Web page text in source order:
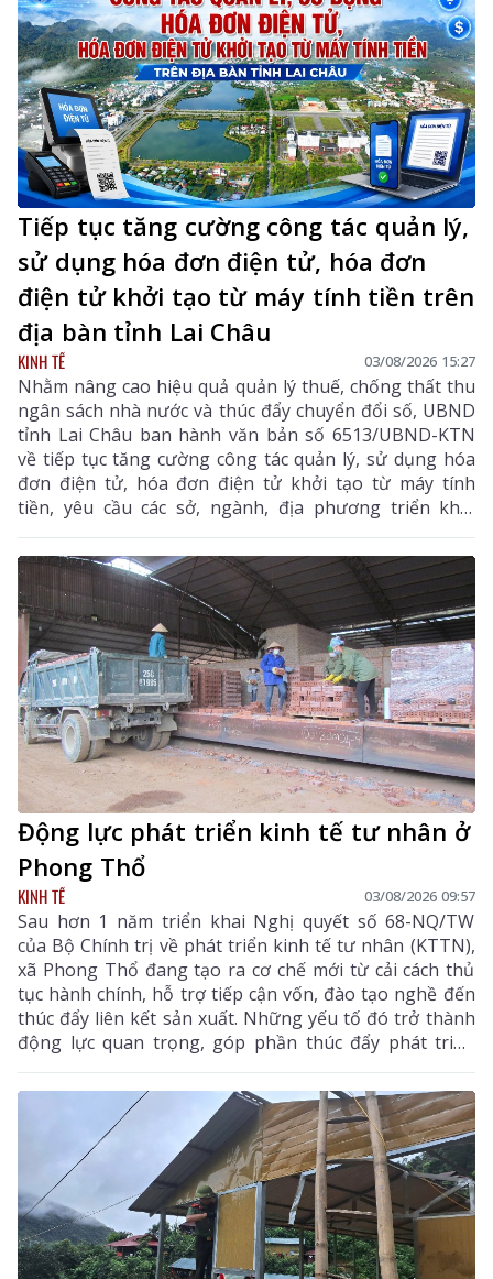
Tiếp tục tăng cường công tác quản lý,
sử dụng hóa đơn điện tử, hóa đơn
điện tử khởi tạo từ máy tính tiền trên
địa bàn tỉnh Lai Châu
KINH TẾ 03/08/2026 15:27
Nhằm nâng cao hiệu quả quản lý thuế, chống thất thu
ngân sách nhà nước và thúc đẩy chuyển đổi số, UBND
tỉnh Lai Châu ban hành văn bản số 6513/UBND-KTN
về tiếp tục tăng cường công tác quản lý, sử dụng hóa
đơn điện tử, hóa đơn điện tử khởi tạo từ máy tính
tiền, yêu cầu các sở, ngành, địa phương triển khai
đồng bộ các giải pháp nhằm nâng cao hiệu quả quản
lý thuế, chống thất thu ngân sách và thúc đẩy chuyển
đổi số trên địa bàn tỉnh.
Động lực phát triển kinh tế tư nhân ở
Phong Thổ
KINH TẾ 03/08/2026 09:57
Sau hơn 1 năm triển khai Nghị quyết số 68-NQ/TW
của Bộ Chính trị về phát triển kinh tế tư nhân (KTTN),
xã Phong Thổ đang tạo ra cơ chế mới từ cải cách thủ
tục hành chính, hỗ trợ tiếp cận vốn, đào tạo nghề đến
thúc đẩy liên kết sản xuất. Những yếu tố đó trở thành
động lực quan trọng, góp phần thúc đẩy phát triển
kinh tế - xã hội của vùng đất biên cương, từng bước
khẳng định rõ nét vai trò của KTTN.